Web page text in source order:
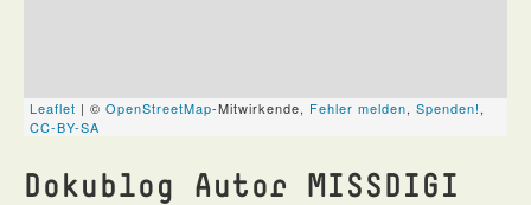
Dokublog Autor MISSDIGI